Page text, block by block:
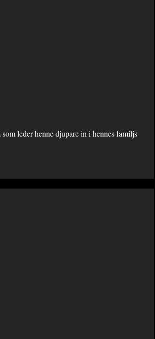
leder henne djupare in i hennes familjs